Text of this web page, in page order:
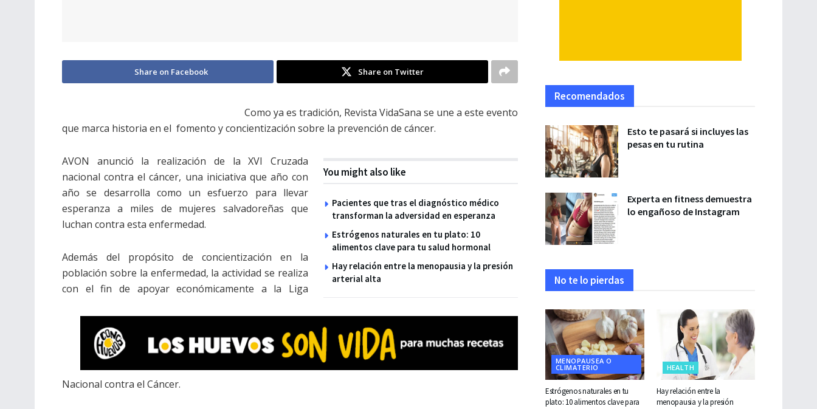
Share on Facebook Share on Twitter
Como ya es tradición, Revista VidaSana se une a este evento
que marca historia en el fomento y concientización sobre la prevención de cáncer.
You might also like
Pacientes que tras el diagnóstico médico
transforman la adversidad en esperanza
Estrógenos naturales en tu plato: 10
alimentos clave para tu salud hormonal
Hay relación entre la menopausia y la presión
arterial alta
AVON anunció la realización de la XVI Cruzada
nacional contra el cáncer, una iniciativa que año con
año se desarrolla como un esfuerzo para llevar
esperanza a miles de mujeres salvadoreñas que
luchan contra esta enfermedad.
Además del propósito de concientización en la
población sobre la enfermedad, la actividad se realiza
con el fin de apoyar económicamente a la Liga
Nacional contra el Cáncer.
Recomendados
Esto te pasará si incluyes las
pesas en tu rutina
Experta en fitness demuestra
lo engañoso de Instagram
No te lo pierdas
MENOPAUSEA O
CLIMATERIO
Estrógenos naturales en tu
plato: 10 alimentos clave para
HEALTH
Hay relación entre la
menopausia y la presión